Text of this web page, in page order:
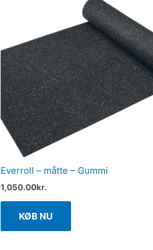
Everroll – måtte – Gummi
1,050.00kr.
KØB NU